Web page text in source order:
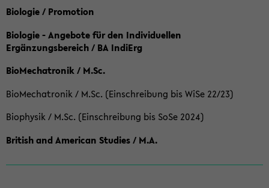
Biologie / Promotion
Biologie - Angebote für den Individuellen
Ergänzungsbereich / BA IndiErg
BioMechatronik / M.Sc.
BioMechatronik / M.Sc. (Einschreibung bis WiSe 22/23)
Biophysik / M.Sc. (Einschreibung bis SoSe 2024)
British and American Studies / M.A.